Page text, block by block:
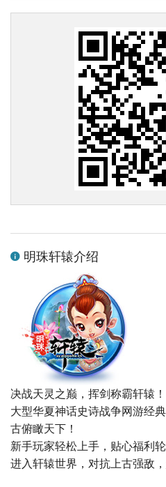
明珠轩辕介绍
决战天灵之巅，挥剑称霸轩辕！
大型华夏神话史诗战争网游经
古俯瞰天下！
新手玩家轻松上手，贴心福利轮
进入轩辕世界，对抗上古强敌